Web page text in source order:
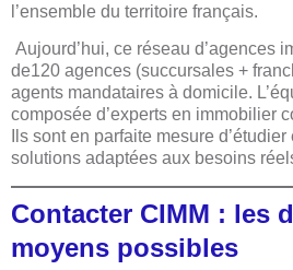
l’ensemble du territoire français.
Aujourd’hui, ce réseau d’agences
de120 agences (succursales +
agents mandataires à domicile.
composée d’experts en immobilier
Ils sont en parfaite mesure
solutions adaptées aux besoins
Contacter CIMM : les
moyens possibles